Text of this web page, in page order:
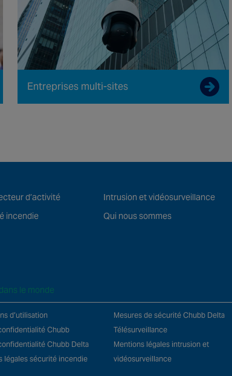
Entreprises multi-sites
d’activité
incendie
Intrusion et vidéosurveillance
Qui nous sommes
le monde
d’utilisation
Chubb
Chubb Delta
légales sécurité incendie
Mesures de sécurité Chubb Delta
Télésurveillance
Mentions légales intrusion et
vidéosurveillance